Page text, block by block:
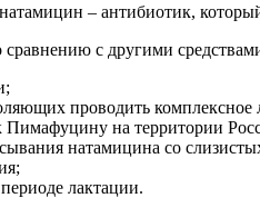
– антибиотик,
с другими
проводить комплексное
Пимафуцину на территории
натамицина со
лактации.